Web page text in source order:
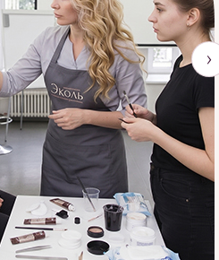
›